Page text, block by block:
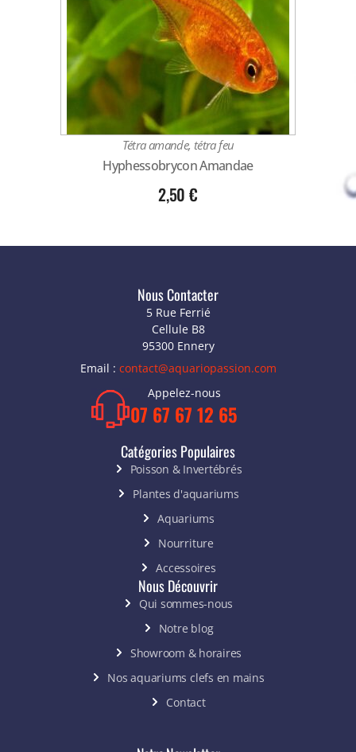
Tétra amande, tétra feu
Hyphessobrycon Amandae
2,50€
Nous Contacter
5 Rue Ferrié
Cellule B8
95300 Ennery
Email : contact@aquariopassion.com
Appelez-nous
07 67 67 12 65
Catégories Populaires
Poisson & Invertébrés
Plantes d'aquariums
Aquariums
Nourriture
Accessoires
Nous Découvrir
Qui sommes-nous
Notre blog
Showroom & horaires
Nos aquariums clefs en mains
Contact